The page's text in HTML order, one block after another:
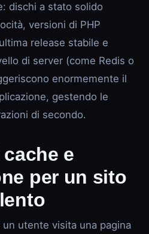
dischi a stato solido
versioni di PHP
release stabile e
di server (come Redis o
enormemente il
gestendo le
di secondo.
e
per un sito
utente visita una pagina